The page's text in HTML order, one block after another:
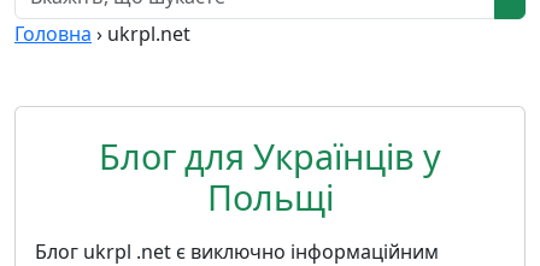
Головна › ukrpl.net
Блог для Українців у
Польщі
Блог ukrpl .net є виключно інформаційним